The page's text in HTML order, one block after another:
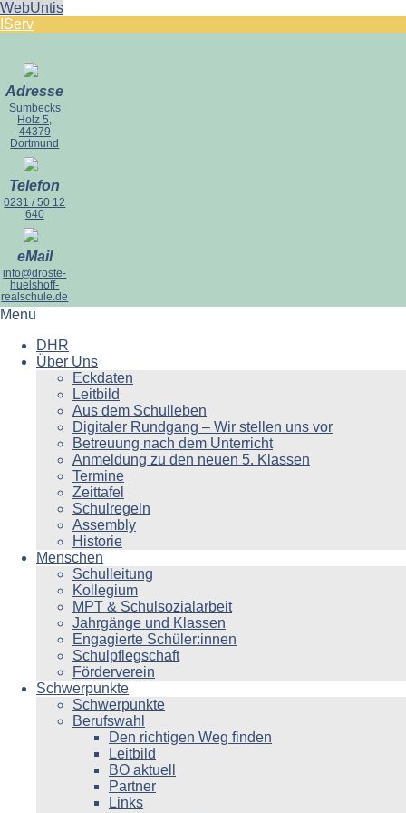
WebUntis
IServ
Adresse
Sumbecks
Holz 5,
44379
Dortmund
Telefon
0231 / 50 12
640
eMail
info@droste-
huelshoff-
realschule.de
Menu
DHR
Über Uns
Eckdaten
Leitbild
Aus dem Schulleben
Digitaler Rundgang – Wir stellen uns vor
Betreuung nach dem Unterricht
Anmeldung zu den neuen 5. Klassen
Termine
Zeittafel
Schulregeln
Assembly
Historie
Menschen
Schulleitung
Kollegium
MPT & Schulsozialarbeit
Jahrgänge und Klassen
Engagierte Schüler:innen
Schulpflegschaft
Förderverein
Schwerpunkte
Schwerpunkte
Berufswahl
Den richtigen Weg finden
Leitbild
BO aktuell
Partner
Links